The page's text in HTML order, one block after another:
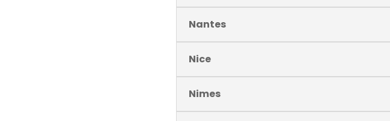
Nantes
Nice
Nimes